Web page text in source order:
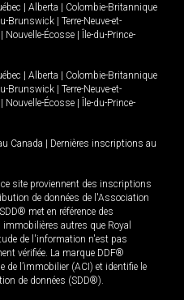
| Alberta | Colombie-Britannique
Brunswick | Terre-Neuve-et-
| Nouvelle-Écosse | Île-du-Prince-
| Alberta | Colombie-Britannique
Brunswick | Terre-Neuve-et-
| Nouvelle-Écosse | Île-du-Prince-
Canada | Dernières inscriptions au
site proviennent des inscriptions
de données de l'Association
met en référence des
autres que Royal
de l'information n'est pas
vérifiée. La marque DDF®
l’immobilier (ACI) et identifie le
de données (SDD®).